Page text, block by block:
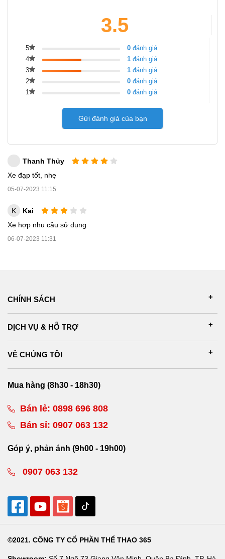
3.5
5 0 đánh giá
4
1 đánh giá
3
1 đánh giá
2
0 đánh giá
1
0 đánh giá
Gửi đánh giá của bạn
Thanh Thủy
Xe đạp tốt, nhẹ
05-07-2023 11:15
K
Kai
Xe hợp nhu cầu sử dụng
06-07-2023 11:31
CHÍNH SÁCH
DỊCH VỤ & HỖ TRỢ
VỀ CHÚNG TÔI
Mua hàng (8h30 - 18h30)
Bán lẻ: 0898 696 808
Bán sỉ: 0907 063 132
Góp ý, phản ánh (9h00 - 19h00)
0907 063 132
©2021. CÔNG TY CỔ PHẦN THỂ THAO 365